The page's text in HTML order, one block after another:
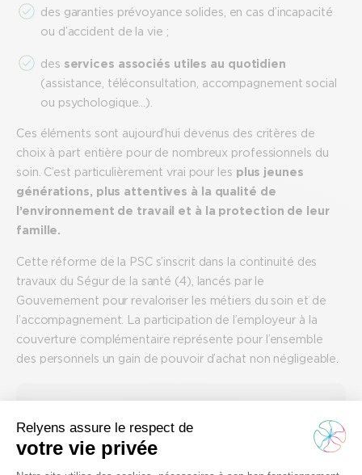
des garanties prévoyance solides, en cas d’incapacité
ou d’accident de la vie ;
des services associés utiles au quotidien
(assistance, téléconsultation, accompagnement social
ou psychologique…).
Ces éléments sont aujourd’hui devenus des critères de
choix à part entière pour de nombreux professionnels du
soin. C’est particulièrement vrai pour les plus jeunes
générations, plus attentives à la qualité de
l’environnement de travail et à la protection de leur
famille.
Cette réforme de la PSC s’inscrit dans la continuité des
travaux du Ségur de la santé (4), lancés par le
Gouvernement pour revaloriser les métiers du soin et de
l’accompagnement. La participation de l’employeur à la
couverture complémentaire représente pour l’ensemble
des personnels un gain de pouvoir d’achat non négligeable.
Bon à savoir